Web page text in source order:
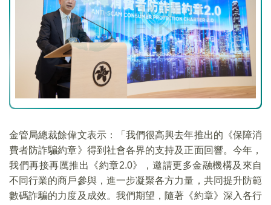
金管局總裁餘偉文表示：「我們很高興去年推出的《保障消
費者防詐騙約章》得到社會各界的支持及正面回響。今年，
我們再接再厲推出《約章2.0》，邀請更多金融機構及來自
不同行業的商戶參與，進一步凝聚各方力量，共同提升防範
數碼詐騙的力度及成效。我們期望，隨著《約章》深入各行